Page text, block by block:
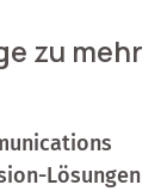
zu mehr
Lösungen